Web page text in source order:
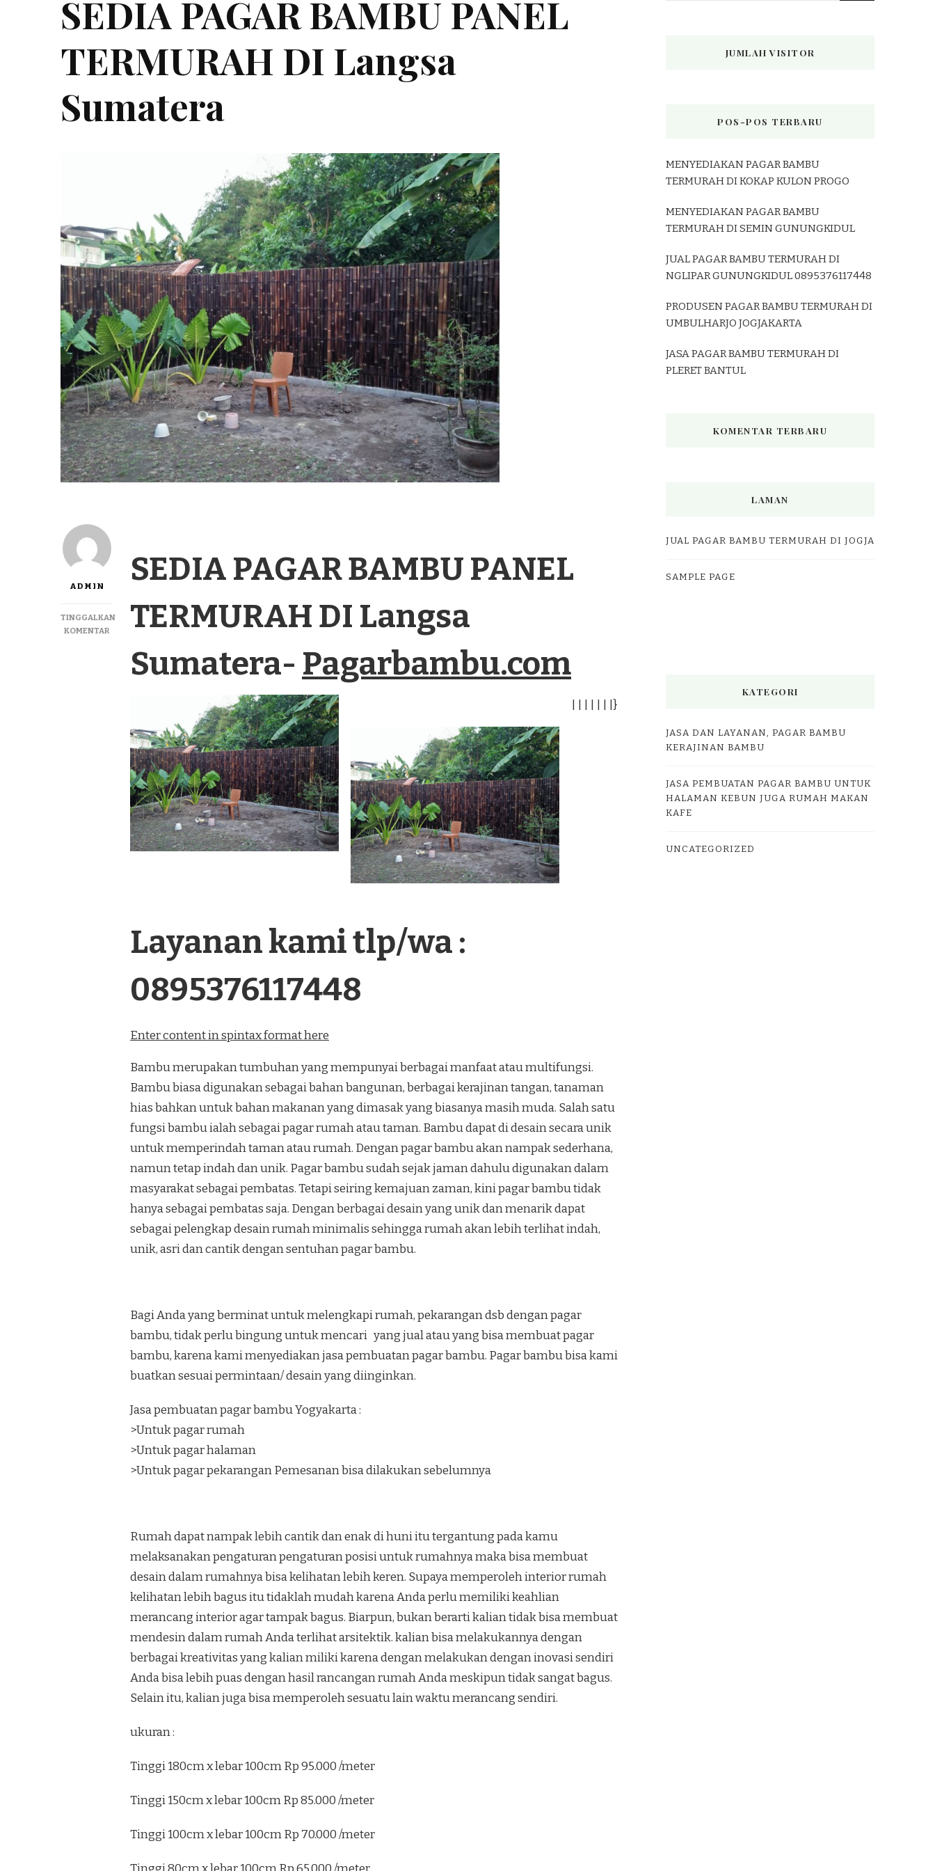
SEDIA PAGAR BAMBU PANEL
TERMURAH DI Langsa
Sumatera
ADMIN
TINGGALKAN
KOMENTARPADA
PAGAR
BAMBU
SUMATERA
SEDIA PAGAR BAMBU PANEL
TERMURAH DI Langsa
Sumatera- Pagarbambu.com
}
Layanan kami tlp/wa :
0895376117448
Enter content in spintax format here
Bambu merupakan tumbuhan yang mempunyai berbagai manfaat atau multifungsi.
Bambu biasa digunakan sebagai bahan bangunan, berbagai kerajinan tangan, tanaman
hias bahkan untuk bahan makanan yang dimasak yang biasanya masih muda. Salah satu
fungsi bambu ialah sebagai pagar rumah atau taman. Bambu dapat di desain secara unik
untuk memperindah taman atau rumah. Dengan pagar bambu akan nampak sederhana,
namun tetap indah dan unik. Pagar bambu sudah sejak jaman dahulu digunakan dalam
masyarakat sebagai pembatas. Tetapi seiring kemajuan zaman, kini pagar bambu tidak
hanya sebagai pembatas saja. Dengan berbagai desain yang unik dan menarik dapat
sebagai pelengkap desain rumah minimalis sehingga rumah akan lebih terlihat indah,
unik, asri dan cantik dengan sentuhan pagar bambu.
Bagi Anda yang berminat untuk melengkapi rumah, pekarangan dsb dengan pagar
bambu, tidak perlu bingung untuk mencari yang jual atau yang bisa membuat pagar
bambu, karena kami menyediakan jasa pembuatan pagar bambu. Pagar bambu bisa kami
buatkan sesuai permintaan/ desain yang diinginkan.
Jasa pembuatan pagar bambu Yogyakarta :
>Untuk pagar rumah
>Untuk pagar halaman
>Untuk pagar pekarangan Pemesanan bisa dilakukan sebelumnya
Rumah dapat nampak lebih cantik dan enak di huni itu tergantung pada kamu
melaksanakan pengaturan pengaturan posisi untuk rumahnya maka bisa membuat
desain dalam rumahnya bisa kelihatan lebih keren. Supaya memperoleh interior rumah
kelihatan lebih bagus itu tidaklah mudah karena Anda perlu memiliki keahlian
merancang interior agar tampak bagus. Biarpun, bukan berarti kalian tidak bisa membuat
mendesin dalam rumah Anda terlihat arsitektik. kalian bisa melakukannya dengan
berbagai kreativitas yang kalian miliki karena dengan melakukan dengan inovasi sendiri
Anda bisa lebih puas dengan hasil rancangan rumah Anda meskipun tidak sangat bagus.
Selain itu, kalian juga bisa memperoleh sesuatu lain waktu merancang sendiri.
ukuran :
Tinggi 180cm x lebar 100cm Rp 95.000 /meter
Tinggi 150cm x lebar 100cm Rp 85.000 /meter
Tinggi 100cm x lebar 100cm Rp 70.000 /meter
JUMLAH VISITOR
POS-POS TERBARU
MENYEDIAKAN PAGAR BAMBU
TERMURAH DI KOKAP KULON PROGO
MENYEDIAKAN PAGAR BAMBU
TERMURAH DI SEMIN GUNUNGKIDUL
JUAL PAGAR BAMBU TERMURAH DI
NGLIPAR GUNUNGKIDUL 0895376117448
PRODUSEN PAGAR BAMBU TERMURAH DI
UMBULHARJO JOGJAKARTA
JASA PAGAR BAMBU TERMURAH DI
PLERET BANTUL
KOMENTAR TERBARU
LAMAN
JUAL PAGAR BAMBU TERMURAH DI JOGJA
SAMPLE PAGE
KATEGORI
JASA DAN LAYANAN, PAGAR BAMBU
KERAJINAN BAMBU
JASA PEMBUATAN PAGAR BAMBU UNTUK
HALAMAN KEBUN JUGA RUMAH MAKAN
KAFE
UNCATEGORIZED